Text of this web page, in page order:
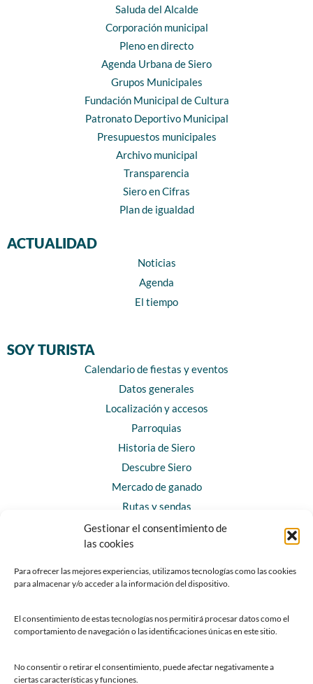
Gestionar el consentimiento de
las cookies
Para ofrecer las mejores experiencias, utilizamos tecnologías como las cookies
para almacenar y/o acceder a la información del dispositivo.
El consentimiento de estas tecnologías nos permitirá procesar datos como el
comportamiento de navegación o las identificaciones únicas en este sitio.
No consentir o retirar el consentimiento, puede afectar negativamente a
ciertas características y funciones.
Saluda del Alcalde
Corporación municipal
Pleno en directo
Agenda Urbana de Siero
Grupos Municipales
Fundación Municipal de Cultura
Patronato Deportivo Municipal
Presupuestos municipales
Archivo municipal
Transparencia
Siero en Cifras
Plan de igualdad
ACTUALIDAD
Noticias
Agenda
El tiempo
SOY TURISTA
Calendario de fiestas y eventos
Datos generales
Localización y accesos
Parroquias
Historia de Siero
Descubre Siero
Mercado de ganado
Rutas y sendas
Horarios y contacto
Teléfonos de interés
Chatbot Siero
SEDES ELECTRÓNICAS
Sede del Ayuntamiento de Siero